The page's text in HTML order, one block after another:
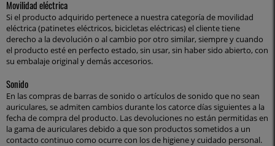
Movilidad eléctrica
Si el producto adquirido pertenece a nuestra categoría de movilidad
eléctrica (patinetes eléctricos, bicicletas eléctricas) el cliente tiene
derecho a la devolución o al cambio por otro similar, siempre y cuando
el producto esté en perfecto estado, sin usar, sin haber sido abierto, con
su embalaje original y demás accesorios.
Sonido
En las compras de barras de sonido o artículos de sonido que no sean
auriculares, se admiten cambios durante los catorce días siguientes a la
fecha de compra del producto. Las devoluciones no están permitidas en
la gama de auriculares debido a que son productos sometidos a un
contacto continuo como ocurre con los de higiene y cuidado personal.